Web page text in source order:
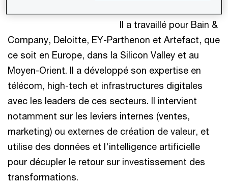
Il a travaillé pour Bain &
Company, Deloitte, EY-Parthenon et Artefact, que
ce soit en Europe, dans la Silicon Valley et au
Moyen-Orient. Il a développé son expertise en
télécom, high-tech et infrastructures digitales
avec les leaders de ces secteurs. Il intervient
notamment sur les leviers internes (ventes,
marketing) ou externes de création de valeur, et
utilise des données et l'intelligence artificielle
pour décupler le retour sur investissement des
transformations.